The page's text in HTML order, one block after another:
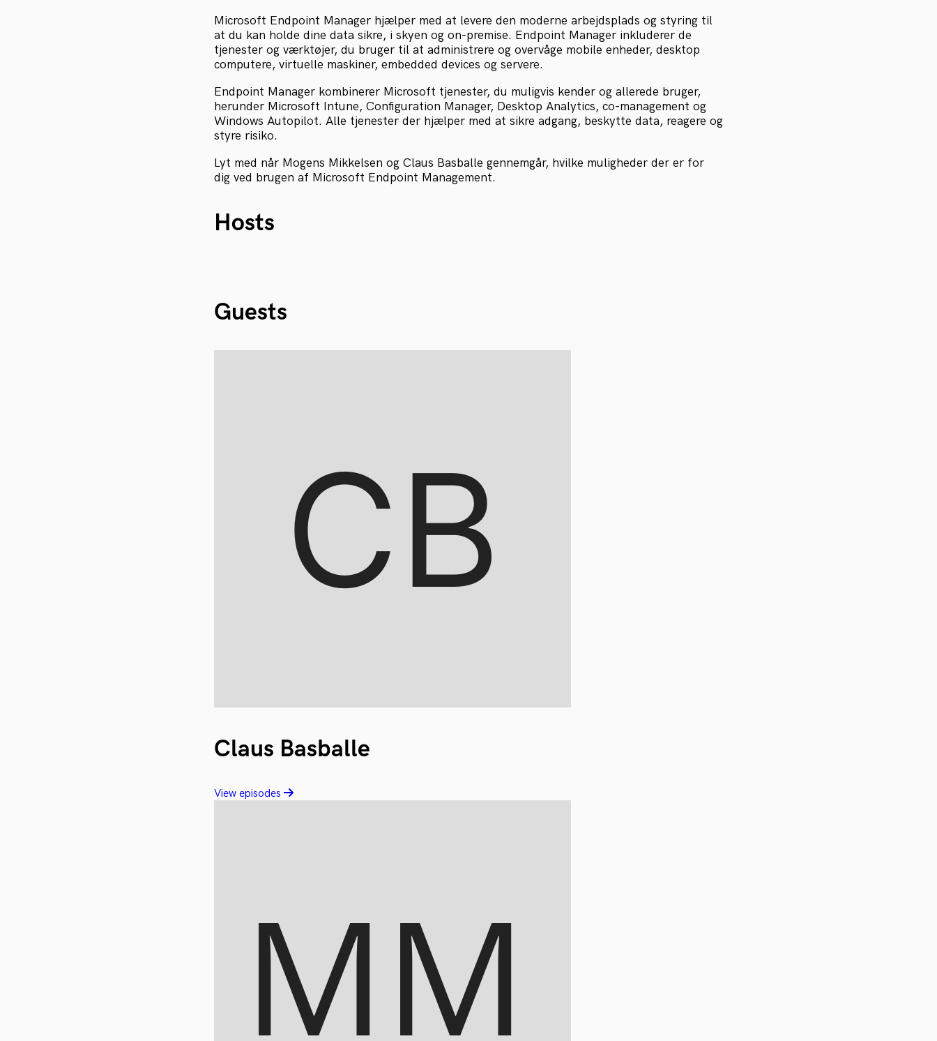
Microsoft Endpoint Manager hjælper med at levere den moderne arbejdsplads og styring til
at du kan holde dine data sikre, i skyen og on-premise. Endpoint Manager inkluderer de
tjenester og værktøjer, du bruger til at administrere og overvåge mobile enheder, desktop
computere, virtuelle maskiner, embedded devices og servere.
Endpoint Manager kombinerer Microsoft tjenester, du muligvis kender og allerede bruger,
herunder Microsoft Intune, Configuration Manager, Desktop Analytics, co-management og
Windows Autopilot. Alle tjenester der hjælper med at sikre adgang, beskytte data, reagere og
styre risiko.
Lyt med når Mogens Mikkelsen og Claus Basballe gennemgår, hvilke muligheder der er for
dig ved brugen af Microsoft Endpoint Management.
Hosts
Guests
Claus Basballe
View episodes